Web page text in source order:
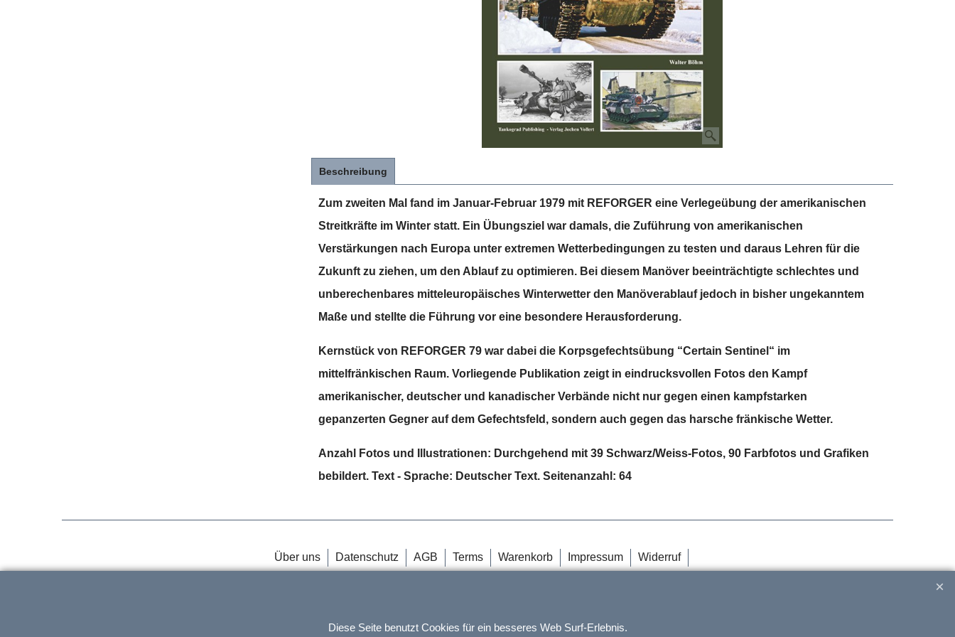
Beschreibung
Zum zweiten Mal fand im Januar-Februar 1979 mit REFORGER eine Verlegeübung der amerikanischen
Streitkräfte im Winter statt. Ein Übungsziel war damals, die Zuführung von amerikanischen
Verstärkungen nach Europa unter extremen Wetterbedingungen zu testen und daraus Lehren für die
Zukunft zu ziehen, um den Ablauf zu optimieren. Bei diesem Manöver beeinträchtigte schlechtes und
unberechenbares mitteleuropäisches Winterwetter den Manöverablauf jedoch in bisher ungekanntem
Maße und stellte die Führung vor eine besondere Herausforderung.
Kernstück von REFORGER 79 war dabei die Korpsgefechtsübung “Certain Sentinel“ im
mittelfränkischen Raum. Vorliegende Publikation zeigt in eindrucksvollen Fotos den Kampf
amerikanischer, deutscher und kanadischer Verbände nicht nur gegen einen kampfstarken
gepanzerten Gegner auf dem Gefechtsfeld, sondern auch gegen das harsche fränkische Wetter.
Anzahl Fotos und Illustrationen: Durchgehend mit 39 Schwarz/Weiss-Fotos, 90 Farbfotos und Grafiken
bebildert. Text - Sprache: Deutscher Text. Seitenanzahl: 64
Über uns Datenschutz AGB Terms Warenkorb Impressum Widerruf
Diese Seite benutzt Cookies für ein besseres Web Surf-Erlebnis.